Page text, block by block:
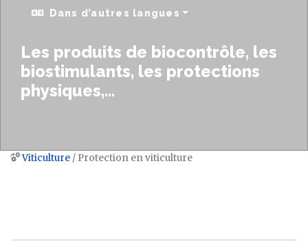
Dans d’autres langues
Les produits de biocontrôle, les
biostimulants, les protections
physiques,...
Aller à :navigation,rechercher
Viticulture / Protection en viticulture